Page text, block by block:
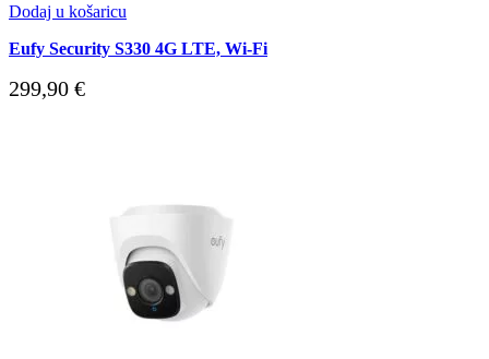
Dodaj u košaricu
Eufy Security S330 4G LTE, Wi-Fi
299,90 €